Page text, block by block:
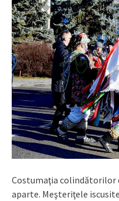
Costumaţia colindătorilor
aparte. Meşteriţele